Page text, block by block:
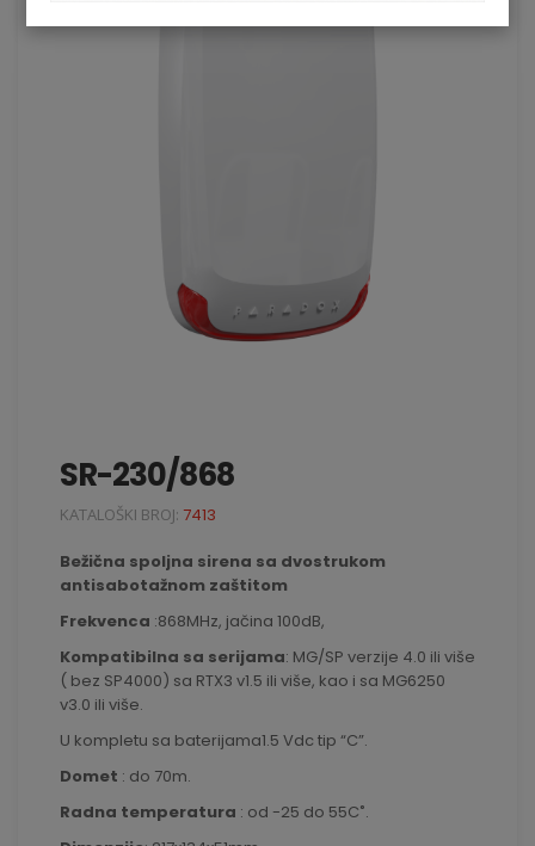
SR-230/868
KATALOŠKI BROJ: 7413
Bežična spoljna sirena sa dvostrukom
antisabotažnom zaštitom
Frekvenca :868MHz, jačina 100dB,
Kompatibilna sa serijama: MG/SP verzije 4.0 ili više
( bez SP4000) sa RTX3 v1.5 ili više, kao i sa MG6250
v3.0 ili više.
U kompletu sa baterijama1.5 Vdc tip “C”.
Domet : do 70m.
Radna temperatura : od -25 do 55C˚.